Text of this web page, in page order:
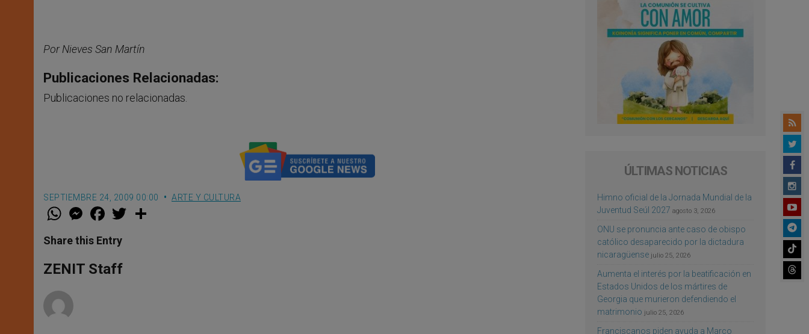
Por Nieves San Martín
Publicaciones Relacionadas:
Publicaciones no relacionadas.
SEPTIEMBRE 24, 2009 00:00 ARTE Y CULTURA
W
t
s
p
p
M
e
s
e
g
e
F
a
e
b
o
k
w
Share this Entry
ZENIT Staff
ÚLTIMAS NOTICIAS
Himno oficial de la Jornada Mundial de la
Juventud Seúl 2027 agosto 3, 2026
ONU se pronuncia ante caso de obispo
católico desaparecido por la dictadura
nicaragüense julio 25, 2026
Aumenta el interés por la beatificación en
Estados Unidos de los mártires de
Georgia que murieron defendiendo el
matrimonio julio 25, 2026
Franciscanos piden ayuda a Marco